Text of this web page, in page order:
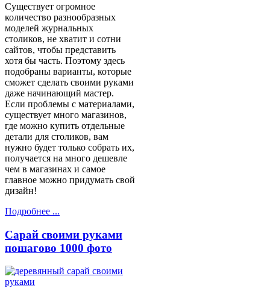
Существует огромное
количество разнообразных
моделей журнальных
столиков, не хватит и сотни
сайтов, чтобы представить
хотя бы часть. Поэтому здесь
подобраны варианты, которые
сможет сделать своими руками
даже начинающий мастер.
Если проблемы с материалами,
существует много магазинов,
где можно купить отдельные
детали для столиков, вам
нужно будет только собрать их,
получается на много дешевле
чем в магазинах и самое
главное можно придумать свой
дизайн!
Подробнее ...
Сарай своими руками
пошагово 1000 фото